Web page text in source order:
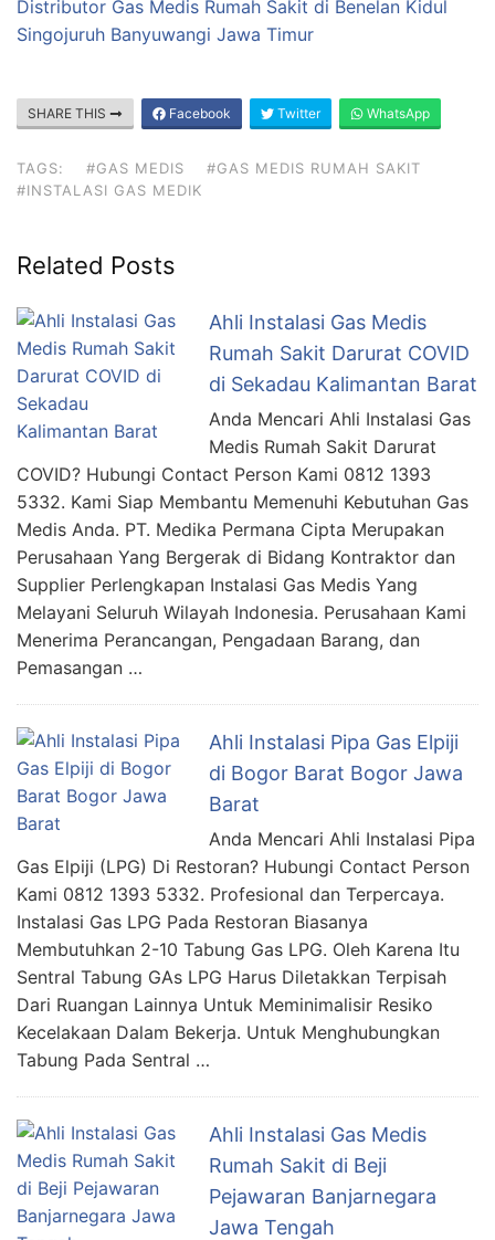
Distributor Gas Medis Rumah Sakit di Benelan Kidul
Singojuruh Banyuwangi Jawa Timur
SHARE THIS Facebook Twitter WhatsApp
TAGS: #GAS MEDIS
#GAS MEDIS RUMAH SAKIT
#INSTALASI GAS MEDIK
Related Posts
Ahli Instalasi Gas Medis
Rumah Sakit Darurat COVID
di Sekadau Kalimantan Barat
Anda Mencari Ahli Instalasi Gas
Medis Rumah Sakit Darurat
COVID? Hubungi Contact Person Kami 0812 1393
5332. Kami Siap Membantu Memenuhi Kebutuhan Gas
Medis Anda. PT. Medika Permana Cipta Merupakan
Perusahaan Yang Bergerak di Bidang Kontraktor dan
Supplier Perlengkapan Instalasi Gas Medis Yang
Melayani Seluruh Wilayah Indonesia. Perusahaan Kami
Menerima Perancangan, Pengadaan Barang, dan
Pemasangan …
Ahli Instalasi Pipa Gas Elpiji
di Bogor Barat Bogor Jawa
Barat
Anda Mencari Ahli Instalasi Pipa
Gas Elpiji (LPG) Di Restoran? Hubungi Contact Person
Kami 0812 1393 5332. Profesional dan Terpercaya.
Instalasi Gas LPG Pada Restoran Biasanya
Membutuhkan 2-10 Tabung Gas LPG. Oleh Karena Itu
Sentral Tabung GAs LPG Harus Diletakkan Terpisah
Dari Ruangan Lainnya Untuk Meminimalisir Resiko
Kecelakaan Dalam Bekerja. Untuk Menghubungkan
Tabung Pada Sentral …
Ahli Instalasi Gas Medis
Rumah Sakit di Beji
Pejawaran Banjarnegara
Jawa Tengah